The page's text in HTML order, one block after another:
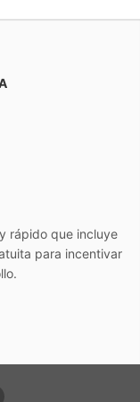
rápido que incluye
para incentivar